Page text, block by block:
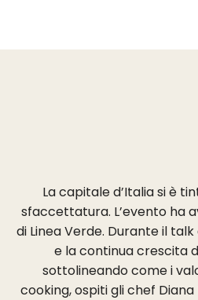
La capitale d’Italia si è
sfaccettatura. L’evento ha
di Linea Verde. Durante il
e la continua crescita
sottolineando come i
cooking, ospiti gli chef